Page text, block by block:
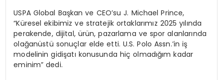
USPA Global Başkan ve CEO’su J. Michael Prince,
“Küresel ekibimiz ve stratejik ortaklarımız 2025 yılında
perakende, dijital, ürün, pazarlama ve spor alanlarında
olağanüstü sonuçlar elde etti. U.S. Polo Assn.’in iş
modelinin gidişatı konusunda hiçolmadığım kadar
eminim” dedi.